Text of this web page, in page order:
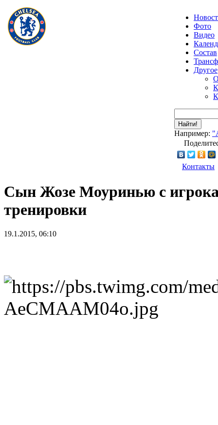
Фото
Видео
Состав
Другое
Найти!
Например:
Контакты
Сын Жозе Моуринью с
тренировки
19.1.2015, 06:10